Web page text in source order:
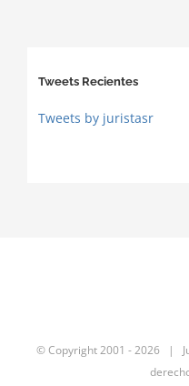
Tweets Recientes
Tweets by juristasr
© Copyright 2001 -2026 |